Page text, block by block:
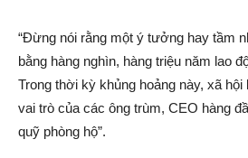
“Đừng nói rằng một ý tưởng hay tầm
bằng hàng nghìn, hàng triệu năm lao
Trong thời kỳ khủng hoả‌ng này, xã hội
vai trò của các ông trùm, CEO hàng
quỹ phòng hộ”.